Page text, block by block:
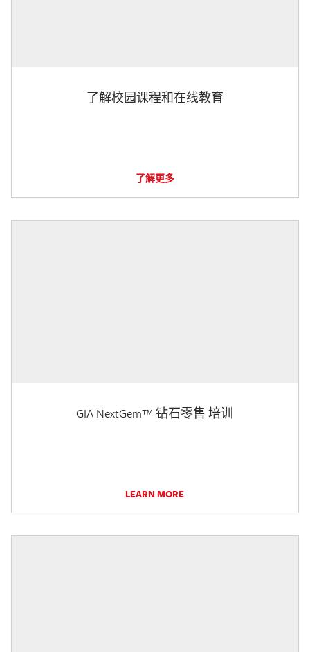
了解校园课程和在线教育
了解更多
GIA NextGem™ 钻石零售 培训
LEARN MORE